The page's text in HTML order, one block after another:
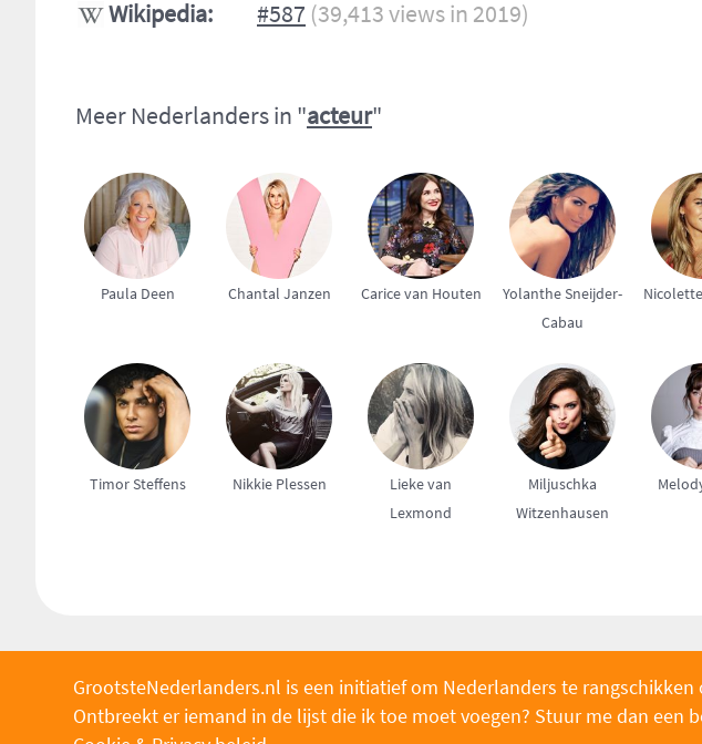
Wikipedia:
#587 (39,413 views in 2019)
Meer Nederlanders in "acteur"
Paula Deen Chantal Janzen Carice van Houten
Yolanthe Sneijder-
Cabau
Timor Steffens Nikkie Plessen
Lieke van
Lexmond
Miljuschka
Witzenhausen
GrootsteNederlanders.nl is een initiatief om Nederlanders te
Ontbreekt er iemand in de lijst die ik toe moet voegen? Stuur me dan een